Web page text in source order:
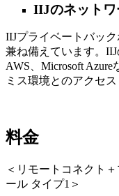
IIJのネットワ
IIJプライベートバッ
兼ね備えています。
AWS、Microsoft
ミス環境とのアクセス
料金
＜リモートコネクト
ール タイプ1＞